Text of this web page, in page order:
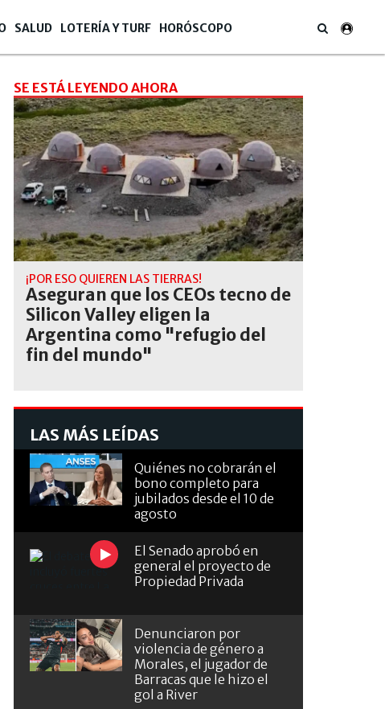
SALUD LOTERÍA Y TURF HORÓSCOPO
SE ESTÁ LEYENDO AHORA
¡POR ESO QUIEREN LAS TIERRAS!
Aseguran que los CEOs tecno de
Silicon Valley eligen la
Argentina como "refugio del
fin del mundo"
LAS MÁS LEÍDAS
Quiénes no cobrarán el
bono completo para
jubilados desde el 10 de
agosto
El Senado aprobó en
general el proyecto de
Propiedad Privada
Denunciaron por
violencia de género a
Morales, el jugador de
Barracas que le hizo el
gol a River